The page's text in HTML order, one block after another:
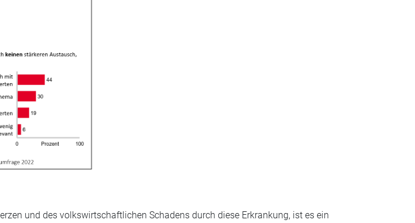
und des volkswirtschaftlichen Schadens durch diese Erkrankung, ist es ein